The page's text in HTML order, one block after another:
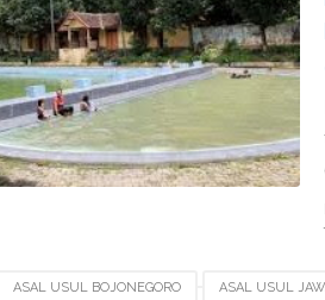
ASAL USUL BOJONEGORO ASAL USUL